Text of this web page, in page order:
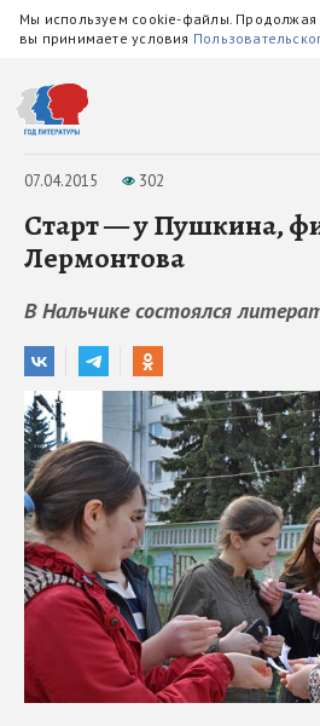
Мы используем cookie-файлы. Продолжая
вы принимаете условия
07.04.2015 302
Старт — у Пушкина,
Лермонтова
В Нальчике состоялся